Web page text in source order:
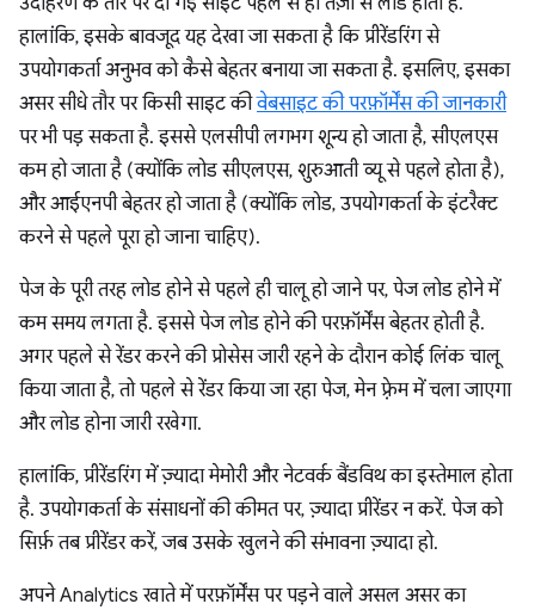
हालांकि, इसके बावजूद यह देखा जा सकता है कि प्रीरेंडरिंग से
उपयोगकर्ता अनुभव को कैसे बेहतर बनाया जा सकता है. इसलिए, इसका
असर सीधे तौर पर किसी साइट कीवेबसाइट की परफ़ॉर्मेंस की जानकारी
पर भी पड़ सकता है. इससे एलसीपी लगभग शून्य हो जाता है, सीएलएस
कम हो जाता है (क्योंकि लोड सीएलएस, शुरुआती व्यू से पहले होता है),
और आईएनपी बेहतर हो जाता है (क्योंकि लोड, उपयोगकर्ता के इंटरैक्ट
करने से पहले पूरा हो जाना चाहिए).
पेज के पूरी तरह लोड होने से पहले ही चालू हो जाने पर, पेज लोड होने में
कम समय लगता है. इससे पेज लोड होने की परफ़ॉर्मेंस बेहतर होती है.
अगर पहले से रेंडर करने की प्रोसेस जारी रहने के दौरान कोई लिंक चालू
किया जाता है, तो पहले से रेंडर किया जा रहा पेज, मेन फ़्रेम में चला जाएगा
और लोड होना जारी रखेगा.
हालांकि, प्रीरेंडरिंग में ज़्यादा मेमोरी और नेटवर्क बैंडविथ का इस्तेमाल होता
है. उपयोगकर्ता के संसाधनों की कीमत पर, ज़्यादा प्रीरेंडर न करें. पेज को
सिर्फ़ तब प्रीरेंडर करें, जब उसके खुलने की संभावना ज़्यादा हो.
अपने Analytics खाते में परफ़ॉर्मेंस पर पड़ने वाले असल असर का